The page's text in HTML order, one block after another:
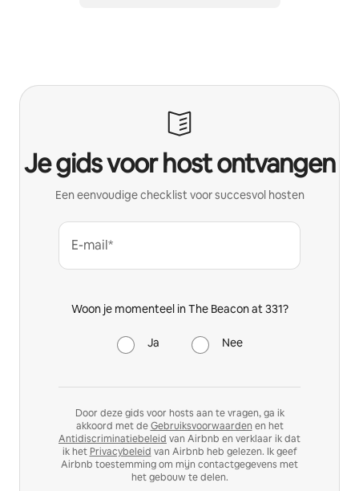
Je gids voor host ontvangen
Een eenvoudige checklist voor succesvol hosten
E-mail*
Woon je momenteel in The Beacon at 331?
Ja Nee
Door deze gids voor hosts aan te vragen, ga ik
akkoord met deGebruiksvoorwaarden en het
Antidiscriminatiebeleid van Airbnb en verklaar ik dat
ik het Privacybeleid van Airbnb heb gelezen. Ik geef
Airbnb toestemming om mijn contactgegevens met
het gebouw te delen.